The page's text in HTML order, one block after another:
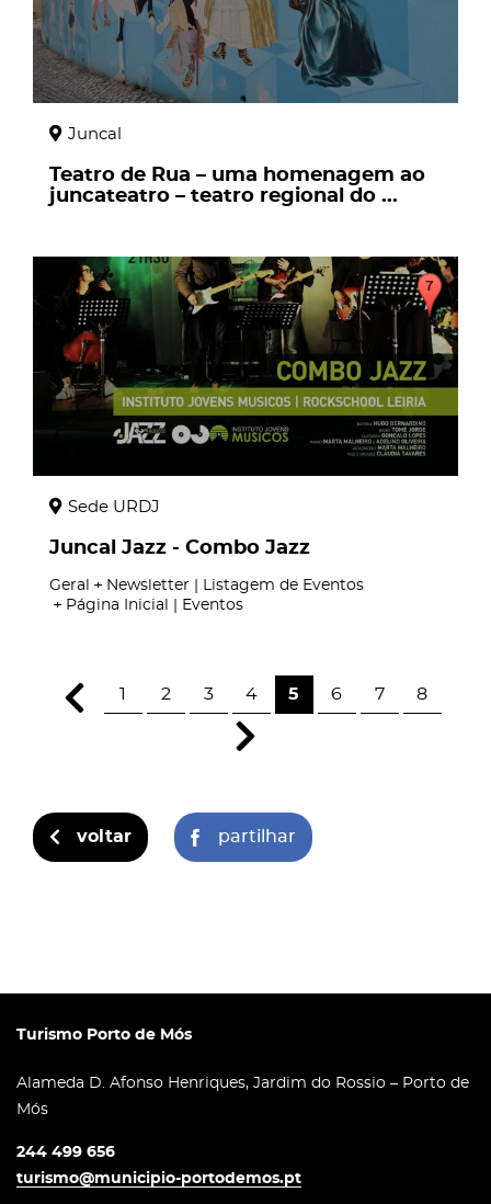
Juncal
Teatro de Rua – uma homenagem ao
juncateatro – teatro regional do ...
Sede URDJ
Juncal Jazz - Combo Jazz
Geral
Newsletter | Listagem de Eventos
Página Inicial | Eventos
1 2 3 4 5 6 7 8
voltar partilhar
Turismo Porto de Mós
Alameda D. Afonso Henriques, Jardim do Rossio – Porto de
Mós
244 499 656
turismo@municipio-portodemos.pt